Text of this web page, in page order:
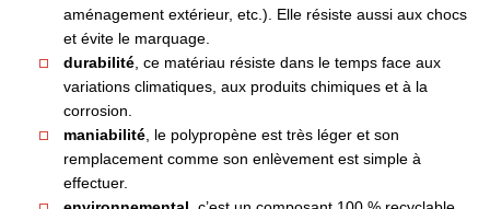
aménagement extérieur, etc.). Elle résiste aussi aux chocs
et évite le marquage.
durabilité, ce matériau résiste dans le temps face aux
variations climatiques, aux produits chimiques et à la
corrosion.
maniabilité, le polypropène est très léger et son
remplacement comme son enlèvement est simple à
effectuer.